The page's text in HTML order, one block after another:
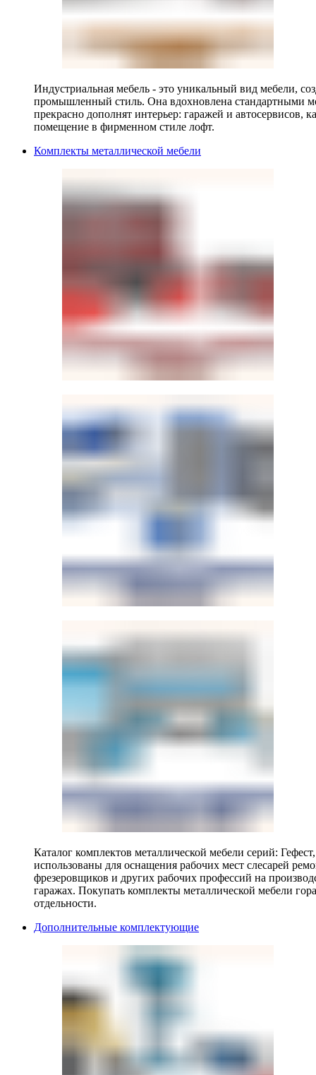
Индустриальная мебель - это уникальный вид мебели,
промышленный стиль. Она вдохновлена стандартными
прекрасно дополнят интерьер: гаражей и автосервисов,
помещение в фирменном стиле лофт.
Комплекты металлической мебели
Каталог комплектов металлической мебели серий:
использованы для оснащения рабочих мест слесарей
фрезеровщиков и других рабочих профессий на
гаражах. Покупать комплекты металлической мебели
отдельности.
Дополнительные комплектующие